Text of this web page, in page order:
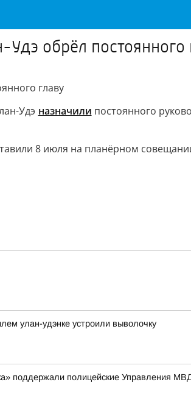
обрёл постоянного
главу
Удэ назначили постоянного
8 июля на планёрном
улан-удэнке устроили выволочку
поддержали полицейские Управления